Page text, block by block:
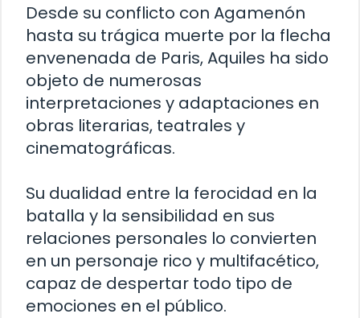
Desde su conflicto con Agamenón
hasta su trágica muerte por la flecha
envenenada de Paris, Aquiles ha sido
objeto de numerosas
interpretaciones y adaptaciones en
obras literarias, teatrales y
cinematográficas.
Su dualidad entre la ferocidad en la
batalla y la sensibilidad en sus
relaciones personales lo convierten
en un personaje rico y multifacético,
capaz de despertar todo tipo de
emociones en el público.